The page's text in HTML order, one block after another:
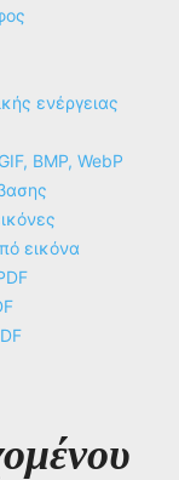
ενέργειας
BMP, WebP
εικόνα